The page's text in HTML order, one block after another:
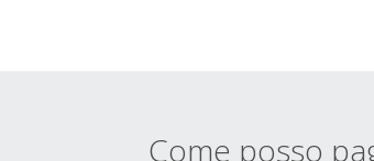
Come posso